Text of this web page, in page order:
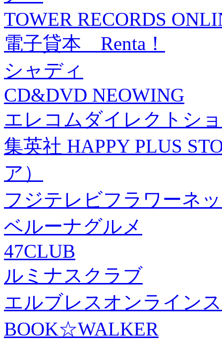
TOWER RECORDS
電子貸本 Renta！
シャディ
CD&DVD NEOWING
エレコムダイレクトシ
集英社 HAPPY PLUS
ア）
フジテレビフラワーネ
ベルーナグルメ
47CLUB
ルミナスクラブ
エルブレスオンライン
BOOK☆WALKER